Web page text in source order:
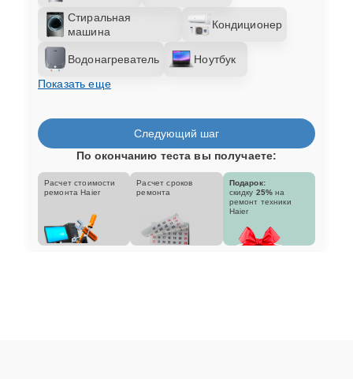
Стиральная
машина
Кондиционер
Водонагреватель
Ноутбук
Показать еще
Следующий шаг
По окончанию теста вы получаете:
Расчет стоимости
ремонта Haier
Расчет сроков
ремонта
Подарок:
скидку 25% на
ремонт техники
Haier